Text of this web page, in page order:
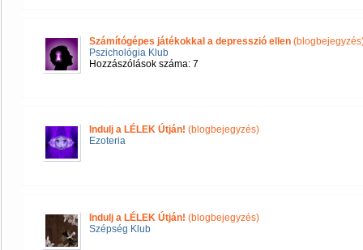
Számítógépes játékokkal a depresszió ellen
Pszichológia Klub
Hozzászólások száma: 7
Indulj a LÉLEK Útján! (blogbejegyzés)
Ezoteria
Indulj a LÉLEK Útján! (blogbejegyzés)
Szépség Klub